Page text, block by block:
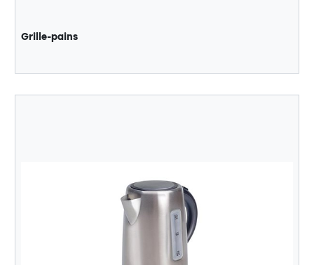
Grille-pains